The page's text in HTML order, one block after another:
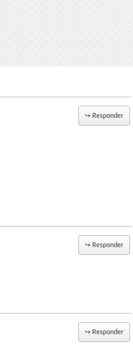
↪ Responder
↪ Responder
↪ Responder